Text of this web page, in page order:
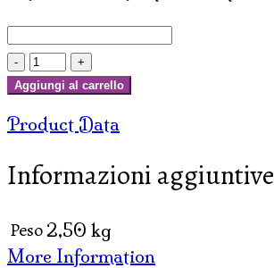
MOBILETTO
PORTABOTTIGLIE
LISCIO
Aggiungi al carrello
Product Data
Informazioni aggiuntive
Peso2,50 kg
More Information